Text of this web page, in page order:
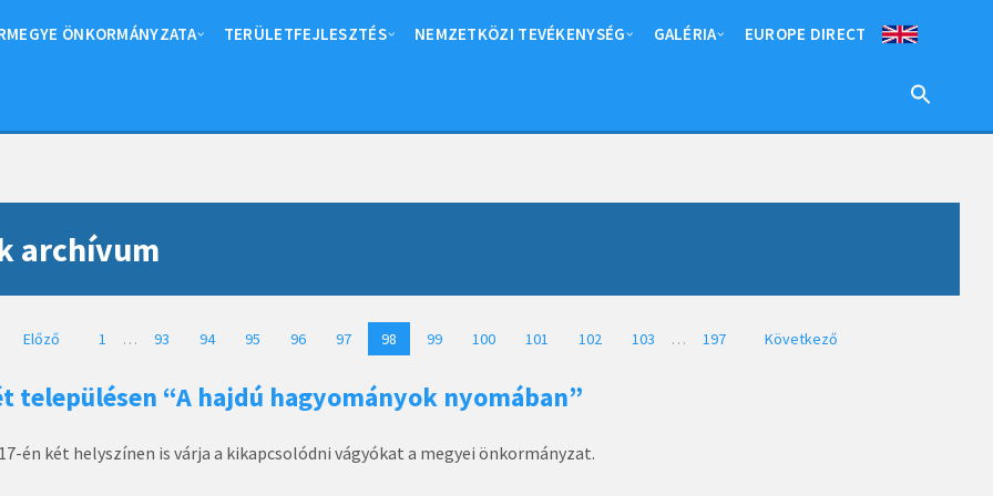
ÖNKORMÁNYZATA TERÜLETFEJLESZTÉS NEMZETKÖZI TEVÉKENYSÉG GALÉRIA EUROPE DIRECT
archívum
Előző 1 … 93 94 95 96 97 98 99 100 101 102 103 … 197 Következő
településen “A hajdú hagyományok nyomában”
én két helyszínen is várja a kikapcsolódni vágyókat a megyei önkormányzat.